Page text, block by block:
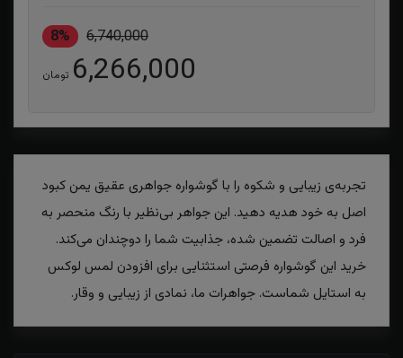
6,740,000
8%
6,266,000 تومان
تجربه‌ی زیبایی و شکوه را با گوشواره جواهری عقیق یمن کبود
اصل به خود هدیه دهید. این جواهر بی‌نظیر با رنگ منحصر به
فرد و اصالت تضمین شده، جذابیت شما را دوچندان می‌کند.
خرید این گوشواره فرصتی استثنایی برای افزودن لمس لوکس
به استایل شماست. جواهرات ما، نمادی از زیبایی و وقار.